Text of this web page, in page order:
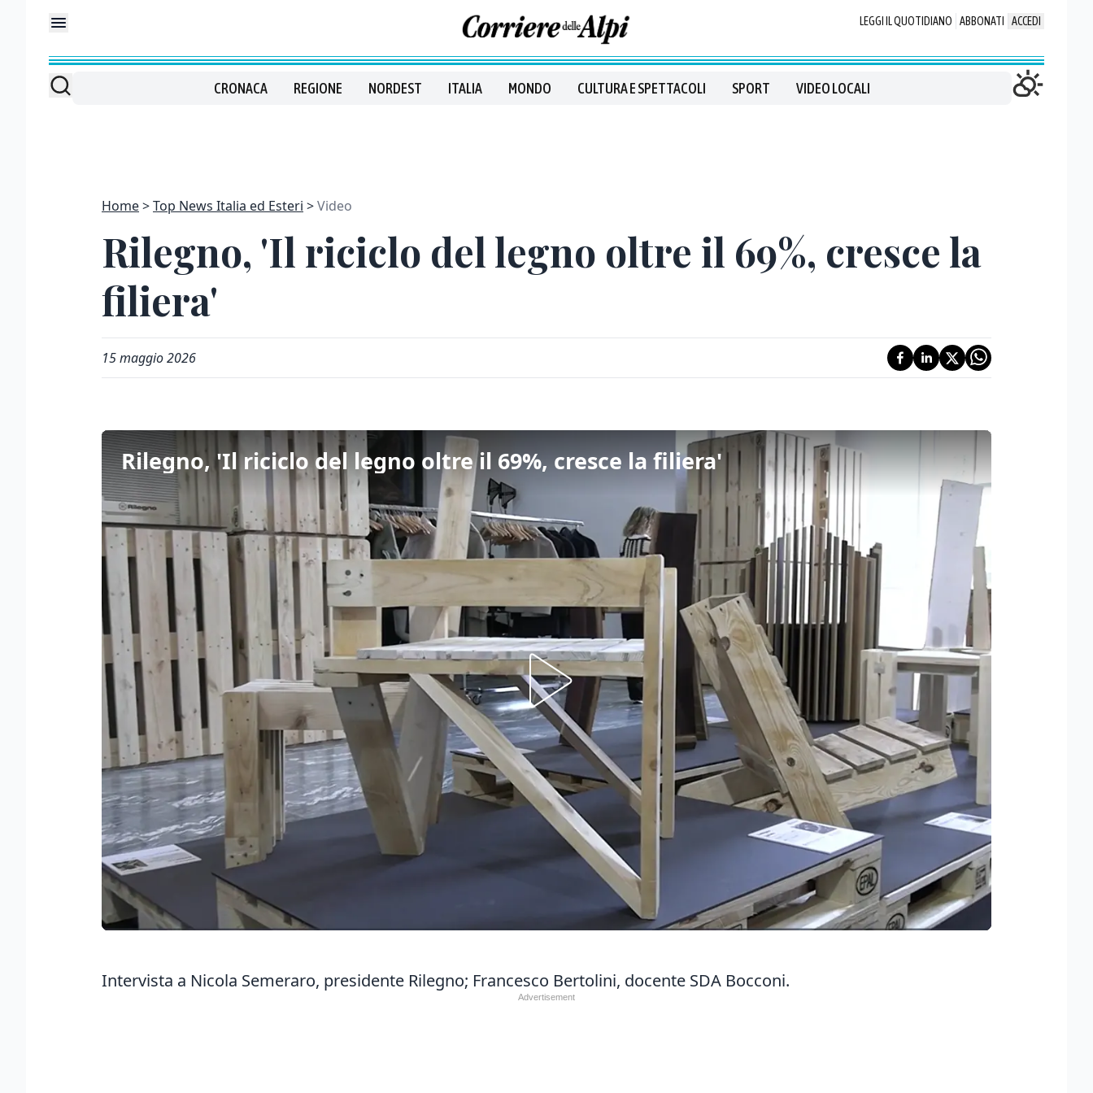
LEGGI IL QUOTIDIANO ABBONATI ACCEDI
CRONACA REGIONE NORDEST ITALIA MONDO CULTURA E SPETTACOLI SPORT VIDEO LOCALI
Home Top News Italia ed Esteri Video
Rilegno, 'Il riciclo del legno oltre il 69%, cresce la
filiera'
15 maggio 2026
Rilegno, 'Il riciclo del legno oltre il 69%, cresce la filiera'
Intervista a Nicola Semeraro, presidente Rilegno; Francesco Bertolini, docente SDA Bocconi.